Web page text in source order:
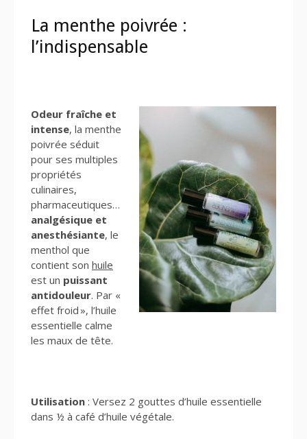
La menthe poivrée :
l’indispensable
Odeur fraîche et
intense, la menthe
poivrée séduit
pour ses multiples
propriétés
culinaires,
pharmaceutiques…
analgésique et
anesthésiante, le
menthol que
contient son huile
est un puissant
antidouleur. Par «
effet froid », l’huile
essentielle calme
les maux de tête.
Utilisation : Versez 2 gouttes d’huile essentielle
dans ½ à café d’huile végétale.